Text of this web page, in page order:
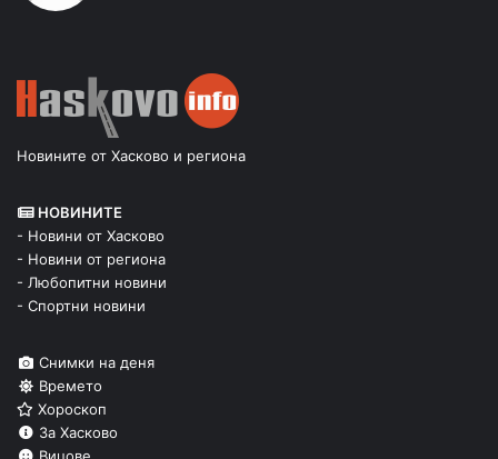
Новините от Хасково и региона
НОВИНИТЕ
- Новини от Хасково
- Новини от региона
- Любопитни новини
- Спортни новини
Снимки на деня
Времето
Хороскоп
За Хасково